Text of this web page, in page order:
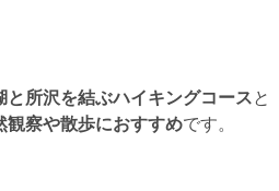
と所沢を結ぶハイキングコースと
観察や散歩におすすめです。